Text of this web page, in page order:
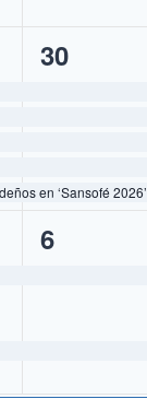
en ‘Sansofé 2026’
5
30
2
6